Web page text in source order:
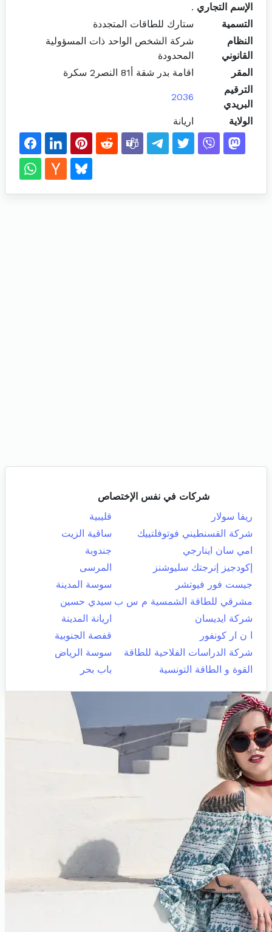
الإسم التجاري .
التسمية
ستارك للطاقات المتجددة
النظام
القانوني
شركة الشخص الواحد ذات المسؤولية
المحدودة
المقر
اقامة بدر شقة أ81 النصر2 سكرة
الترقيم
البريدي
2036
الولاية اريانة
شركات في نفس الإختصاص
ريفا سولار
قليبية
شركة القسنطيني فوتوفلتييك
ساقية الزيت
امي سان اينارجي
جندوبة
إكودجيز إنرجتك سليوشنز
المرسى
جيست فور فيوتشر
سوسة المدينة
مشرقي للطاقة الشمسية م س ب سيدي حسين
شركة ايديسان
اريانة المدينة
ا ن ار كونفور
قفصة الجنوبية
شركة الدراسات الفلاحية للطاقة
سوسة الرياض
القوة و الطاقة التونسية
باب بحر